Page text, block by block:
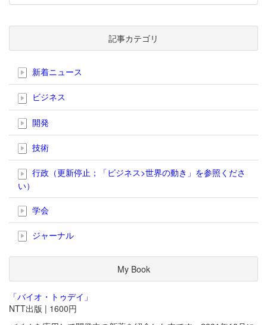
記事カテゴリ
新着ニュース
ビジネス
開発
技術
行政（更新停止；「ビジネス>世界の動き」を参照くださ
い）
学会
ジャーナル
My Book
「バイオ・トゥデイ」
NTT出版 | 1600円